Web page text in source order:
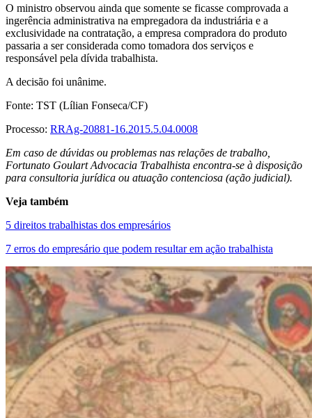
O ministro observou ainda que somente se ficasse comprovada a
ingerência administrativa na empregadora da industriária e a
exclusividade na contratação, a empresa compradora do produto
passaria a ser considerada como tomadora dos serviços e
responsável pela dívida trabalhista.
A decisão foi unânime.
Fonte: TST (Lílian Fonseca/CF)
Processo: RRAg-20881-16.2015.5.04.0008
Em caso de dúvidas ou problemas nas relações de trabalho,
Fortunato Goulart Advocacia Trabalhista encontra-se à disposição
para consultoria jurídica ou atuação contenciosa (ação judicial).
Veja também
5 direitos trabalhistas dos empresários
7 erros do empresário que podem resultar em ação trabalhista